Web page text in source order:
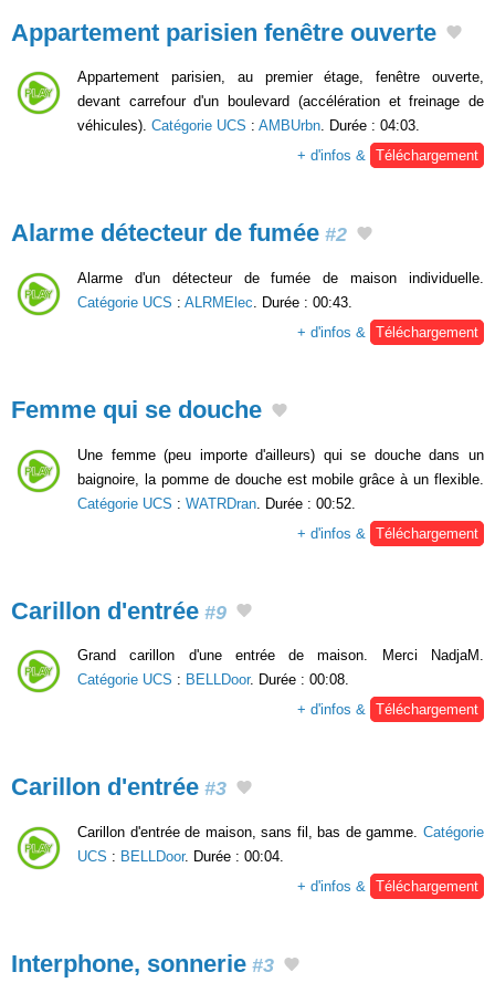
Appartement parisien fenêtre ouverte
Appartement parisien, au premier étage, fenêtre ouverte,
devant carrefour d'un boulevard (accélération et freinage de
véhicules). Catégorie UCS : AMBUrbn. Durée : 04:03.
+ d'infos & Téléchargement
Alarme détecteur de fumée #2
Alarme d'un détecteur de fumée de maison individuelle.
Catégorie UCS : ALRMElec . Durée : 00:43.
+ d'infos &
Téléchargement
Femme qui se douche
Une femme (peu importe d'ailleurs) qui se douche dans un
baignoire, la pomme de douche est mobile grâce à un flexible.
Catégorie UCS : WATRDran . Durée : 00:52.
+ d'infos &
Téléchargement
Carillon d'entrée #9
Grand carillon d'une entrée de maison. Merci NadjaM.
Catégorie UCS : BELLDoor. Durée : 00:08.
+ d'infos & Téléchargement
Carillon d'entrée #3
Carillon d'entrée de maison, sans fil, bas de gamme. Catégorie
UCS : BELLDoor. Durée : 00:04.
+ d'infos &
Téléchargement
Interphone, sonnerie #3